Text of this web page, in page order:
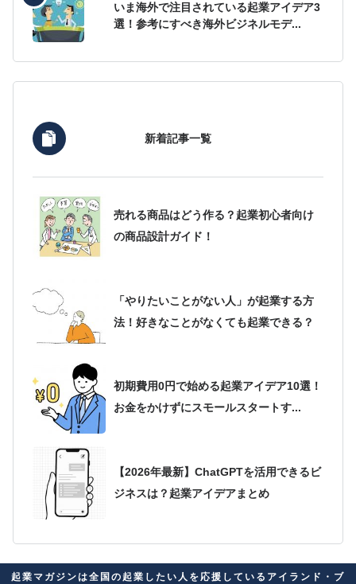
いま海外で注目されている起業アイデア3
選！参考にすべき海外ビジネルモデ...
新着記事一覧
売れる商品はどう作る？起業初心者向け
の商品設計ガイド！
「やりたいことがない人」が起業する方
法！好きなことがなくても起業できる？
初期費用0円で始める起業アイデア10選！
お金をかけずにスモールスタートす...
【2026年最新】ChatGPTを活用できるビ
ジネスは？起業アイデアまとめ
ない人必見！自分に合ったビジネス...
起業マガジンは全国の起業したい人を応援しているアイランド・ブ